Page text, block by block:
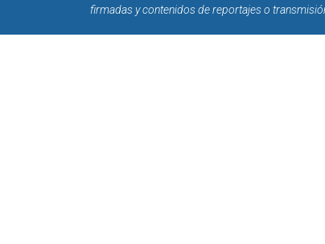
firmadas y contenidos de reportajes o